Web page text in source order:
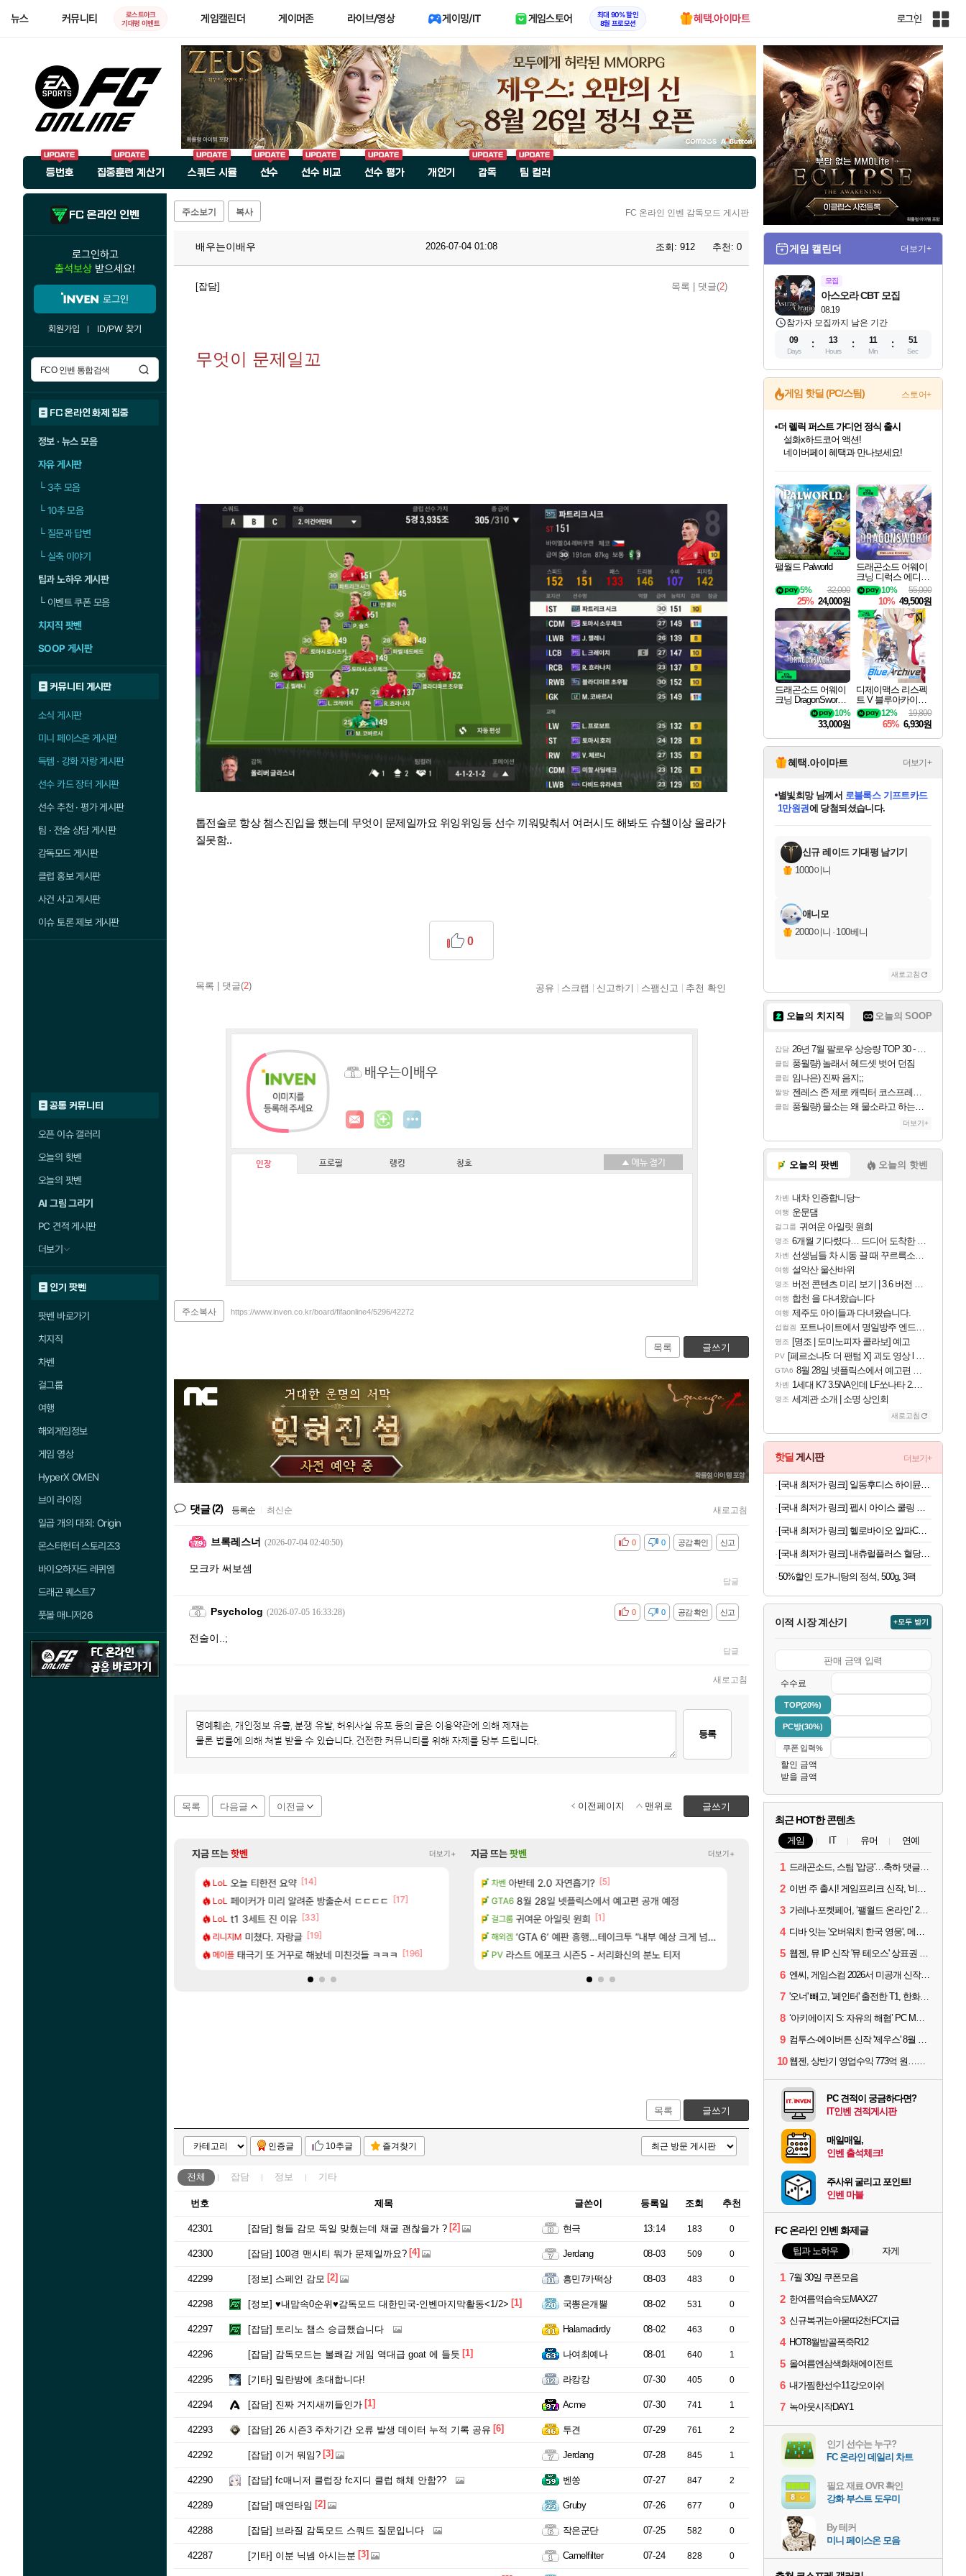
뉴스 커뮤니티
로스트아크
기대평 이벤트
게임캘린더 게이머존 라이브/영상 게이밍/IT 게임스토어
최대 90% 할인
8월 프로모션
혜택.아이마트 로그인
인
전
체
사
이
트
맵
등번호 집중훈련 계산기 스쿼드 시뮬 선수 선수 비교 선수 평가 개인기 감독 팀 컬러
FC 온라인 인벤
로그인하고
출석보상 받으세요!
로그인
회원가입 ID/PW 찾기
FC 온라인 화제 집중
정보 · 뉴스 모음
자유 게시판
└3추 모음
└10추 모음
└질문과 답변
└실축 이야기
팁과 노하우 게시판
└이벤트 쿠폰 모음
치지직 팟벤
SOOP 게시판
커뮤니티 게시판
소식 게시판
미니 페이스온 게시판
득템 · 강화 자랑 게시판
선수 카드 장터 게시판
선수 추천 · 평가 게시판
팀 · 전술 상담 게시판
감독모드 게시판
클럽 홍보 게시판
사건 사고 게시판
이슈 토론 제보 게시판
공통 커뮤니티
오픈 이슈 갤러리
오늘의 핫벤
오늘의 팟벤
AI 그림 그리기
PC 견적 게시판
더보기
인기 팟벤
팟벤 바로가기
치지직
차벤
걸그룹
여행
해외게임정보
게임 영상
HyperX OMEN
브이 라이징
일곱 개의 대죄: Origin
몬스터헌터 스토리즈3
바이오하자드 레퀴엠
드래곤 퀘스트7
풋볼 매니저26
주소보기 복사 FC 온라인 인벤 감독모드 게시판
배우는이배우 2026-07-04 01:08 조회: 912 추천: 0
[잡담] 목록 댓글(2)
무엇이 문제일꼬
톱전술로 항상 챔스진입을 했는데 무엇이 문제일까요 위잉위잉등 선수 끼워맞춰서 여러시도 해봐도 슈챌이상 올라가
질못함..
목록 댓글(2)
0
공유 스크랩 신고하기 스팸신고 추천 확인
배우는이배우
인장 프로필 랭킹 칭호
주소복사 https://www.inven.co.kr/board/fifaonline4/5296/42272
목록 글쓰기
댓글(2) 등록순 최신순 새로고침
브록레스너 (2026-07-04 02:40:50) 신고
공감 확인
비공감 0
0
모크카 써보셈
답글
Psycholog (2026-07-05 16:33:28) 신고
공감 확인
비공감 0
0
전술이..;
답글
새로고침
등록
목록 다음글 이전글 글쓰기
이전페이지 맨위로
지금 뜨는핫벤 더보기+
LoL 오늘 티한전 요약 [14]
LoL 페이커가 미리 알려준 방출순서 ㄷㄷㄷㄷ
[17]
LoL t1 3세트 진 이유 [33]
리니지M 미쳤다. 자랑글 [19]
메이플 태극기 또 거꾸로 해놨네 미친것들 ㅋㅋㅋ [196]
리니지M 패스 세계수뽑기 최고네..ㄷㄷ
오버워치 디몬 스킬들 디테일 수치 풀림 [5]
검은사막 강 재련석 스펙 떴다
[15]
메이플 ㅅㅂ츄츄지지 인기캐릭터 왜이러는데? [103]
디아4 친구(회원)의 아내가 매우 좋지않은 상황입니다. 국민청원동의를 부탁드립니다.(췌장암 신약)
노진구: 전 국민한테 10만원씩 줄거야.gif
제논 윗잠 공 36퍼 팝니다 [116]
루테인주문서 제작 질문
친구 개부럽네 [5]
지금 뜨는팟벤 더보기+
섭컬겜 포트나이트에서 명일방주 엔드필드 [펠리카] 판매 예정
명조 [명조 | 도미노피자 콜라보] 예고
명조 버전 콘텐츠 미리 보기 | 3.6 버전 「신기루 속 등불 그림자, 속세에 깃든 검의 결심」이 8월 20일에 업데이트됩니다!
명조 6개월 기다렸다… 드디어 도착한 치사 메신저백! 실물 후기
여행 제주도 아이들과 다녀왔습니다.
차벤 아반테 2.0 자연흡기? [5]
GTA6 8월 28일 넷플릭스에서 예고편 공개 예정
걸그룹 귀여운 아일릿 원희 [1]
해외겜 ‘GTA 6’ 예판 흥행…테이크투 “내부 예상 크게 넘어”
PV 라스트 에포크 시즌5 - 서리화신의 분노 티저
[페르소나5: 더 팬텀 X] 괴도 영상 l 타카마키 안·댄싱 스
선생님들 차 시동 끌 때 꾸르륵소리나는데
설악산 울산바위
레퀴엠 60프레임 나오는데 정상일까요? [1]
목록 글쓰기
인증글 10추글 즐겨찾기
전체 잡담 정보 기타
번호 제목 글쓴이 등록일 조회 추천
42301 [잡담] 형들 감모 독일 맞췄는데 채굴 괜찮을가 ? [2] 현극 13:14 183 0
42300 [잡담] 100경 맨시티 뭐가 문제일까요? [4] Jerdang 08-03 509 0
42299 [정보] 스페인 감모 [2] 흥민7카떡상 08-03 483 0
42298 [정보] ♥내맘속0순위♥감독모드 대한민국-인벤마지막활동<1/2> [1] 국뽕은개뿔 08-02 531 0
42297 [잡담] 토리노 챔스 승급했습니다 Halamadirdy 08-02 463 0
42296 [잡담] 감독모드는 불쾌감 게임 역대급 goat 에 들듯 [1] 나여최예나 08-01 640 1
42295 [기타] 밀란방에 초대합니다! 라캉캉 07-30 405 0
42294 [잡담] 진짜 거지새끼들인가 [1] Acme 07-30 741 1
42293 [잡담] 26 시즌3 주차기간 오류 발생 데이터 누적 기록 공유 [6] 투견 07-29 761 2
42292 [잡담] 이거 뭐임? [3] Jerdang 07-28 845 1
42290 [잡담] fc매니저 클럽장 fc지디 클럽 해체 안함?? 벤쏭 07-27 847 2
42289 [잡담] 매연타임 [2] Gruby 07-26 677 0
42288 [잡담] 브라질 감독모드 스쿼드 질문입니다 작은군단 07-25 582 0
42287 [기타] 이분 닉넴 아시는분 [3] Camelfilter 07-24 828 0
게임 캘린더 더보기+
모집
08.19
아스오라 CBT 모집
참가자 모집까지 남은 기간
09
Days
13
Hours
11
Min
50
Sec
게임 핫딜 (PC/스팀) 스토어+
최대 90% 할인가를 만나보세요!
네이버혜택과 함께 만나보세요!
50%할인&추가 적립까지!
네이버 포인트 혜택까지!
이니&베니 혜택까지!
네이버 혜택가와 함께 예약하세요!
할인&네이버혜택으로 만나보세요!
더 렐릭 퍼스트 가디언 정식 출시
설화x하드코어 액션!
네이버페이 혜택과 만나보세요!
40주년 프로모션으로 만나보세요!
할인가에 만나보세요!
일부 에디션 상시 할인!
혜택으로 예약 판매 중
편안하게 충전하세요
팰월드 Palworld
32,000
5%
25% 24,000원
드래곤소드 어웨이
크닝 디럭스 에디션
DragonSword Awake
ning Deluxe Edition
55,000
10%
10% 49,500원
드래곤소드 어웨이
크닝 DragonSword A
10%
33,000원
디제이맥스 리스펙
트 V 블루아카이브
팩 DJMAX RESPE
CT V Blue Archive P
ack DLC
19,800
12%
65% 6,930원
혜택.아이마트 더보기+
교환.
당첨되셨습니다.
당첨되셨습니다.
당첨되셨습니다.
별빛희망님께서 로블록스 기프트카드
1만원권에 당첨되셨습니다.
당첨되셨습니다.
당첨되셨습니다.
당첨되셨습니다.
당첨되셨습니다.
에디션 (스팀코드)를 교환.
당첨되셨습니다.
신규 레이드 기대평 남기기
1000이니
애니모
2000이니 · 100베니
새로고침
오늘의 치지직 오늘의 SOOP
잡담 26년 7월 팔로우 상승량 TOP 30 - 월간 치지직
클립 풍월량) 놀래서 헤드셋 벗어 던짐
클립 임나은) 진짜 음지;;
짤방 젠레스 존 제로 캐릭터 코스프레한 꽁주
클립 풍월량) 물소는 왜 물소라고 하는거야? 아! 그만 ㅋㅋ 알았어 ㅋㅋ
더보기+
오늘의 팟벤 오늘의 핫벤
차벤 내차 인증합니당~
여행 운문댐
걸그룹 귀여운 아일릿 원희
명조 6개월 기다렸다… 드디어 도착한 치사 메신저백! 실물 후기
차벤 선생님들 차 시동 끌 때 꾸르륵소리나는데
여행 설악산 울산바위
명조 버전 콘텐츠 미리 보기 | 3.6 버전 「신기루 속 등불 그림자, 속세에 깃든 검의 결심」이 8월 20일에 업데이트됩니다!
여행 합천 을 다녀왔습니다
여행 제주도 아이들과 다녀왔습니다.
섭컬겜 포트나이트에서 명일방주 엔드필드 [펠리카] 판매 예정
명조 [명조 | 도미노피자 콜라보] 예고
PV [페르소나5: 더 팬텀 X] 괴도 영상 l 타카마키 안·댄싱 스타
GTA6 8월 28일 넷플릭스에서 예고편 공개 예정
차벤 1세대 K7 3.5NA인데 LF쏘나타 2.0NA 기변하면 유류비 절약이 얼마나 될까요..?
명조 세계관 소개 | 소명 상인회
새로고침
핫딜 게시판 더보기+
[국내 최저가 링크] 헬로바이오 알파CD 원데이핏 알파시글로덱스트린, 3g, 14포, 12개
[국내 최저가 링크] 내츄럴플러스 혈당건강 바나바, 90정, 2개
50%할인 도가니탕의 정석, 500g, 3팩
이적 시장 계산기 +모두 받기
수수료
TOP(20%)
PC방(30%)
할인 금액
받을 금액
최근 HOT한 콘텐츠
게임 IT 유머 연예
1 드래곤소드, 스팀 '압긍'…축하 댓글 달고 게임 코드 받자!
2 이번 주 출시! 게임프리크 신작, '비스트 오브 리인카네이션'
3 가레나·포켓페어, ‘팰월드 온라인’ 2026년 출시 예고
4 디바 잇는 '오버워치 한국 영웅', 메카 파일럿 디몬 나온다
5 웹젠, 뮤 IP 신작 '뮤 테오스' 상표권 출원
6 엔씨, 게임스컴 2026서 미공개 신작 최초 공개
7 '오너' 빼고, '페인터' 출전한 T1, 한화생명에 패배
8 ‘아키에이지 S: 자유의 해협’ PC MMORPG로 개발한다
9 컴투스-에이버튼 신작 '제우스' 8월 26일 출시…"모두를 위한 경쟁"
10 웹젠, 상반기 영업수익 773억 원…순이익 89% 증가
PC 견적이 궁금하다면?
IT인벤 견적게시판
매일매일,
인벤 출석체크!
주사위 굴리고 포인트!
인벤 마블
FC 온라인 인벤 화제글
팁과 노하우 자게
1 7월 30일 쿠폰모음
2 한여름역습속도MAX27
3 신규복귀는아묻따2천FC지급
4 HOT8월밤골폭죽R12
5 올여름엔삼색화채에이전트
6 내가찜한선수11강오이쉬
7 녹아웃시작DAY1
인기 선수는 누구?
FC 온라인 데일리 차트
필요 재료 OVR 확인
강화 부스트 도우미
By 테커
미니 페이스온 모음